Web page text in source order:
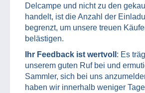
Delcampe und nicht zu den
handelt, ist die Anzahl der
begrenzt, um unsere treuen
belästigen.
Ihr Feedback ist wertvoll : Es
unserem guten Ruf bei und
Sammler, sich bei uns
haben wir innerhalb weniger